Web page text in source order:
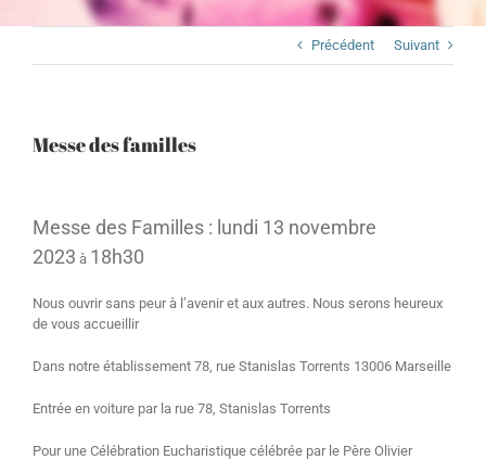
Précédent Suivant
Messe des familles
Messe des Familles : lundi 13 novembre
2023 à 18h30
Nous ouvrir sans peur à l’avenir et aux autres. Nous serons heureux
de vous accueillir
Dans notre établissement 78, rue Stanislas Torrents 13006 Marseille
Entrée en voiture par la rue 78, Stanislas Torrents
Pour une Célébration Eucharistique célébrée par le Père Olivier